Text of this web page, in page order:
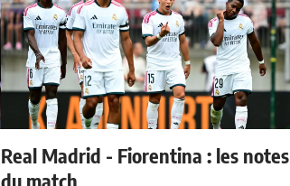
Real Madrid - Fiorentina : les notes
du match